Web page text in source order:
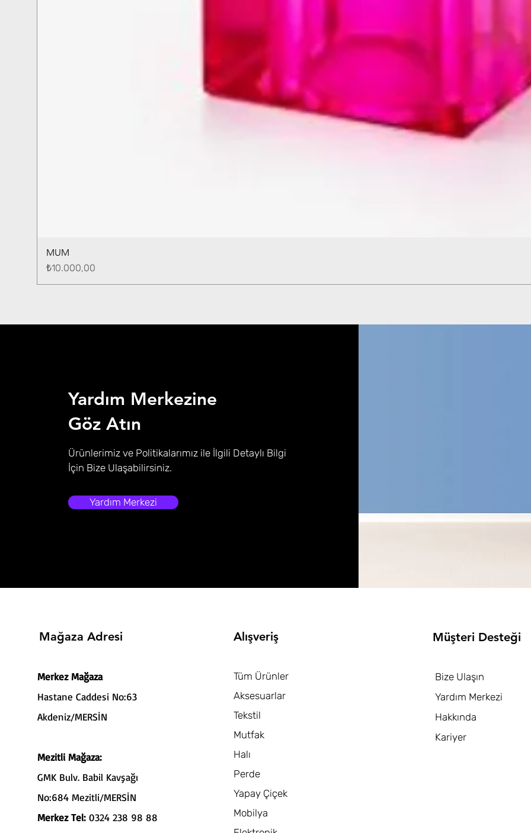
MUM
Fiyat
₺10.000,00
Yardım Merkezine
Göz Atın
Ürünlerimiz ve Politikalarımız ile İlgili Detaylı Bilgi
İçin Bize Ulaşabilirsiniz.
Yardım Merkezi
Mağaza Adresi
Merkez Mağaza
Hastane Caddesi No:63
Akdeniz/MERSİN
Mezitli Mağaza:
GMK Bulv. Babil Kavşağı
No:684 Mezitli/MERSİN
Merkez Tel: 0324 238 98 88
Alışveriş
Tüm Ürünler
Aksesuarlar
Tekstil
Mutfak
Halı
Perde
Yapay Çiçek
Mobilya
Müşteri Desteği
Bize Ulaşın
Yardım Merkezi
Hakkında
Kariyer